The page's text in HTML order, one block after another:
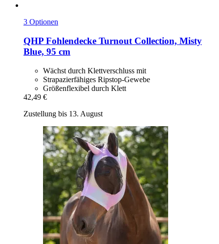
3 Optionen
QHP Fohlendecke Turnout Collection, Misty
Blue, 95 cm
Wächst durch Klettverschluss mit
Strapazierfähiges Ripstop-Gewebe
Größenflexibel durch Klett
42,49 €
Zustellung bis 13. August